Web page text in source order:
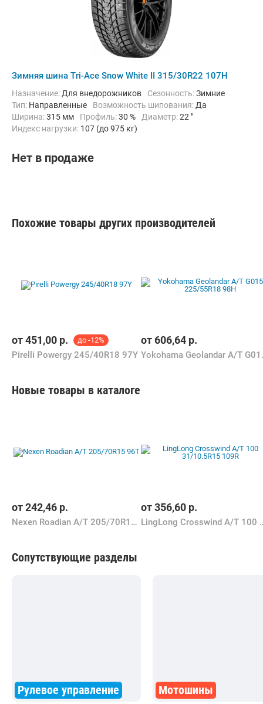
Зимняя шина Tri-Ace Snow White II 315/30R22 107H
Назначение: Для внедорожников Сезонность:Зимние
Тип: Направленные Возможность шипования: Да
Ширина:315 мм Профиль:30 % Диаметр:22 "
Индекс нагрузки: 107 (до 975 кг)
Нет в продаже
Похожие товары других производителей
от451,00 р. до -12%
Pirelli Powergy 245/40R18 97Y
от606,64 р.
Новые товары в каталоге
от242,46 р.
Nexen Roadian A/T 205/70R15 96T
от356,60 р.
LingLong
Сопутствующие разделы
Рулевое управление Мотошины